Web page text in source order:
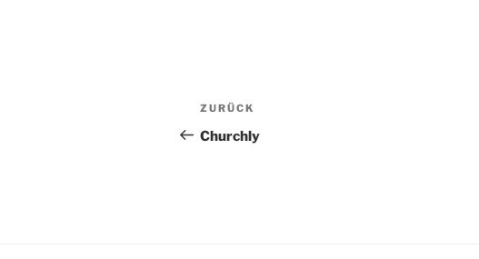
Beitragsnavigation
Vorheriger
Beitrag
ZURÜCK
Churchly